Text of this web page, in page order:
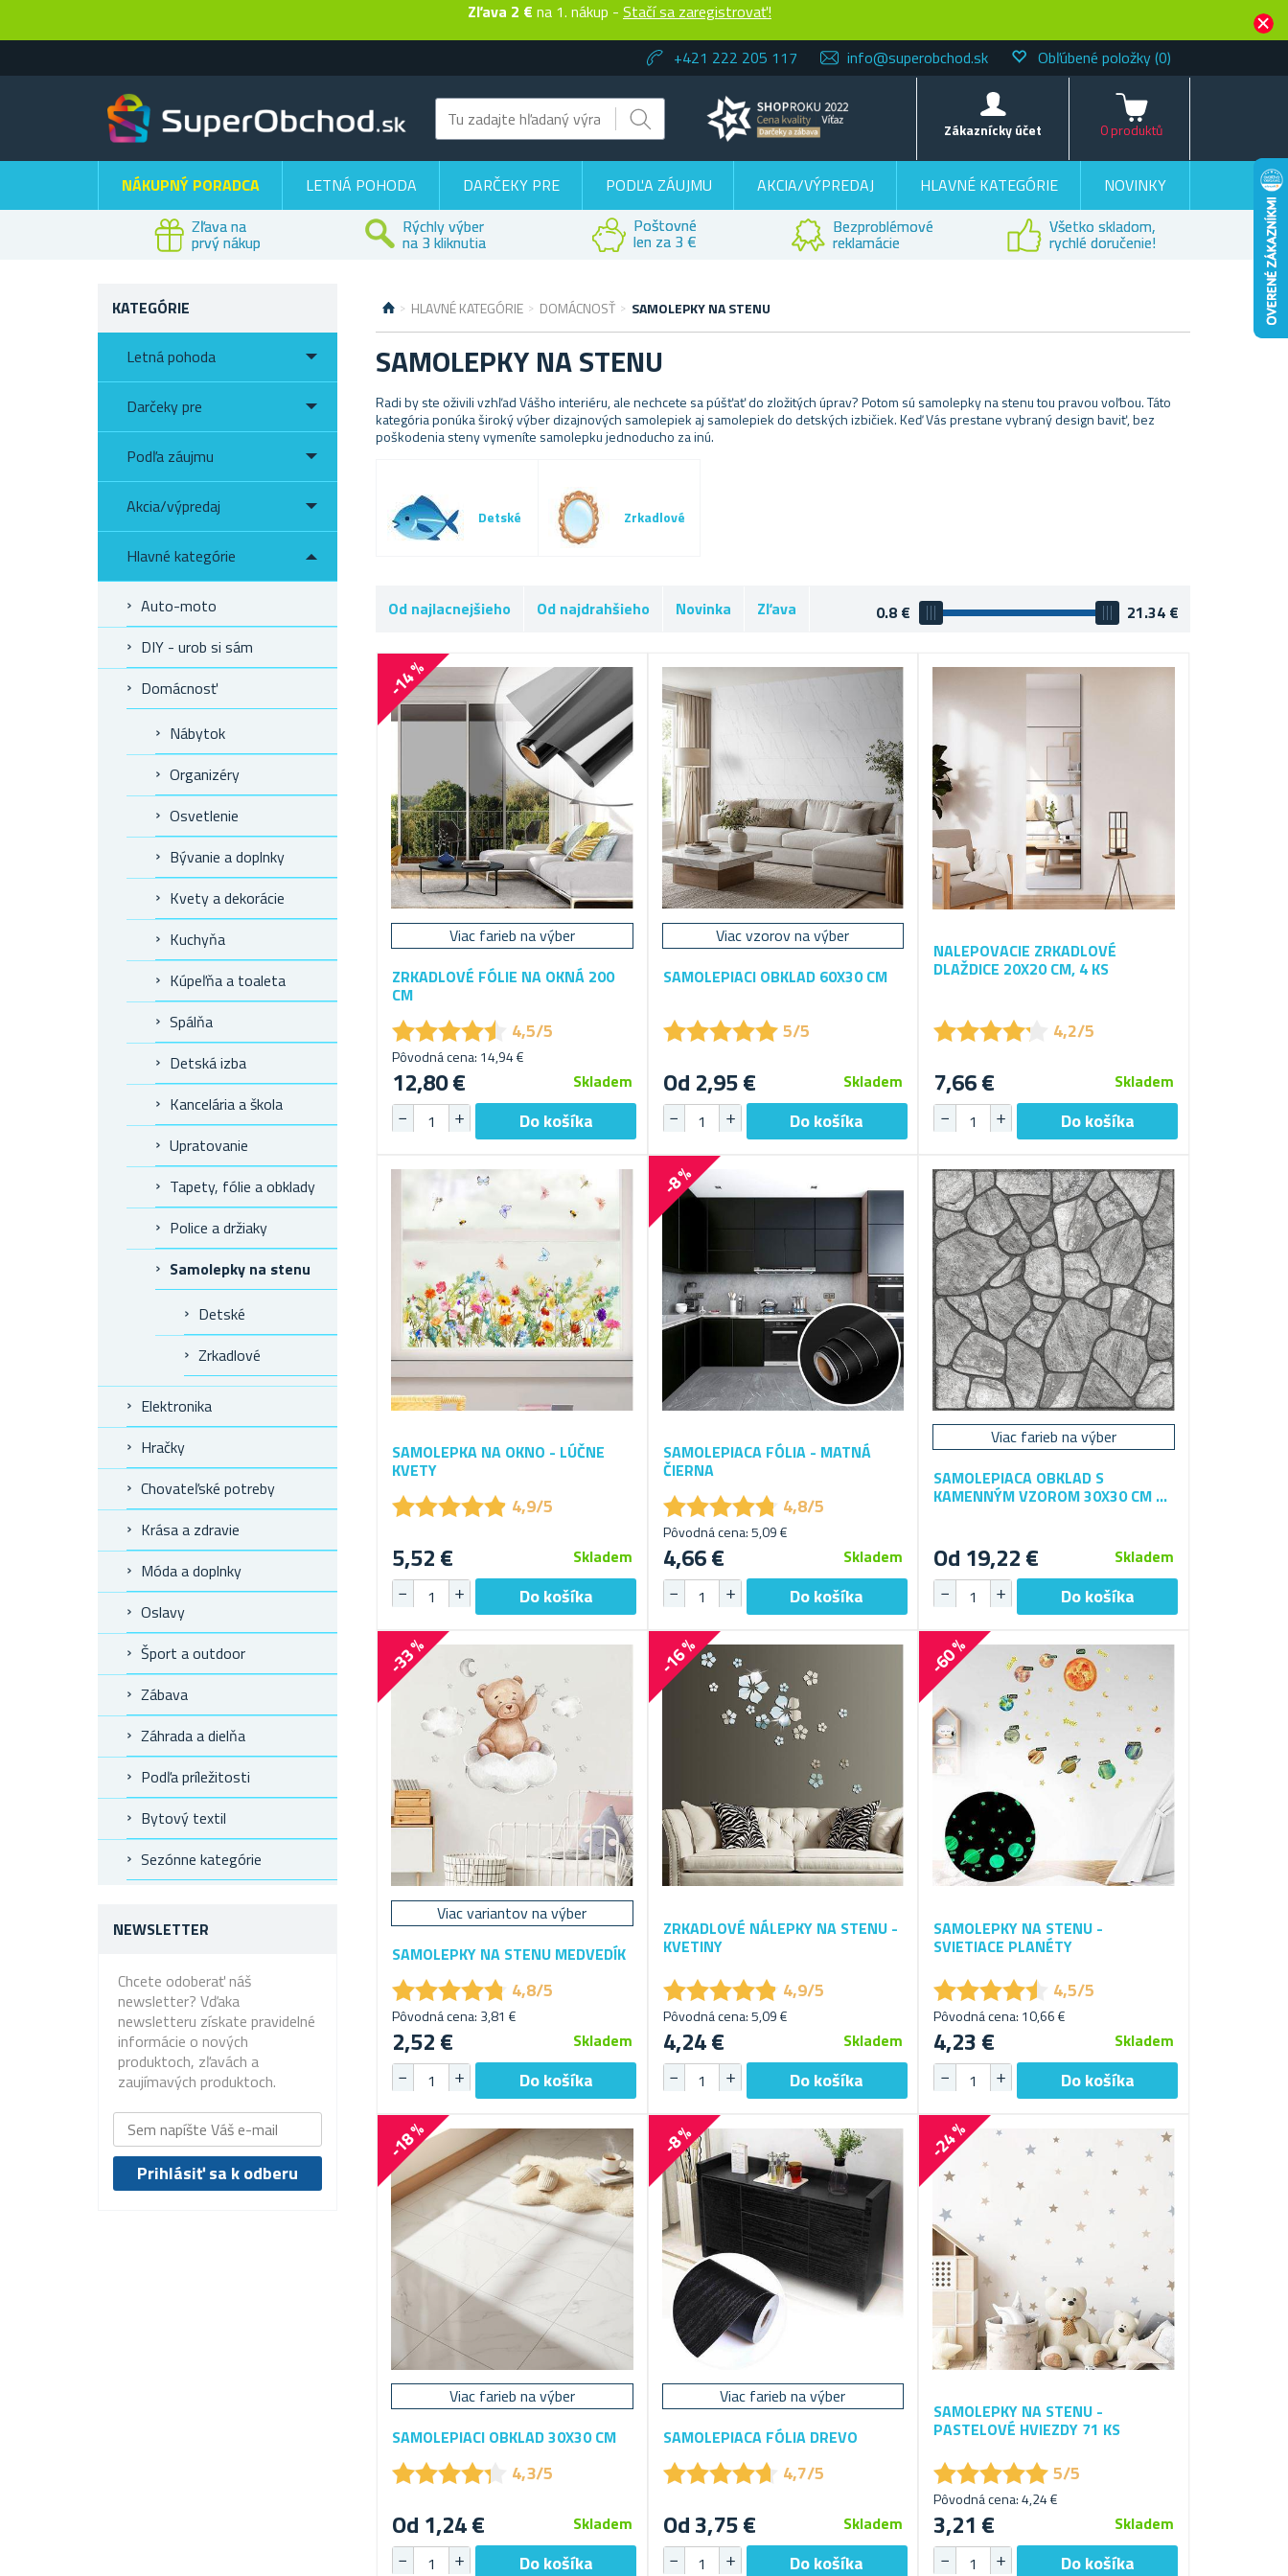
Zľava 2 € na 1. nákup - Stačí sa zaregistrovať!
+421 222 205 117
info@superobchod.sk Obľúbené položky(0)
Zákaznícky účet
Košík
0 produktů
NÁKUPNÝ PORADCA LETNÁ POHODA DARČEKY PRE PODĽA ZÁUJMU AKCIA/VÝPREDAJ HLAVNÉ KATEGÓRIE
NOVINKY
Zľava na
prvý nákup
Rýchly výber
na 3 kliknutia
Poštovné
len za 3 €
Bezproblémové
reklamácie
Všetko skladom,
rychlé doručenie!
KATEGÓRIE
Letná pohoda
Darčeky pre
Podľa záujmu
Akcia/výpredaj
Hlavné kategórie
Auto-moto
DIY - urob si sám
Domácnosť
Nábytok
Organizéry
Osvetlenie
Bývanie a doplnky
Kvety a dekorácie
Kuchyňa
Kúpeľňa a toaleta
Spálňa
Detská izba
Kancelária a škola
Upratovanie
Tapety, fólie a obklady
Police a držiaky
Samolepky na stenu
Detské
Zrkadlové
Elektronika
Hračky
Chovateľské potreby
Krása a zdravie
Móda a doplnky
Oslavy
Šport a outdoor
Zábava
Záhrada a dielňa
Podľa príležitosti
Bytový textil
Sezónne kategórie
NEWSLETTER
Chcete odoberať náš
newsletter? Vďaka
newsletteru získate pravidelné
informácie o nových
produktoch, zľavách a
zaujímavých produktoch.
HLAVNÉ KATEGÓRIE DOMÁCNOSŤ SAMOLEPKY NA STENU
SAMOLEPKY NA STENU
Radi by ste oživili vzhľad Vášho interiéru, ale nechcete sa púšťať do zložitých úprav? Potom sú samolepky na stenu tou pravou voľbou. Táto
kategória ponúka široký výber dizajnových samolepiek aj samolepiek do detských izbičiek. Keď Vás prestane vybraný design baviť, bez
poškodenia steny vymeníte samolepku jednoducho za inú.
Detské Zrkadlové
Od najlacnejšieho Od najdrahšieho Novinka Zľava 0.8 € 21.34 €
-14 %
Viac farieb na výber
ZRKADLOVÉ FÓLIE NA OKNÁ 200
CM
★★★★★
★★★★★ 4,5/5
Pôvodná cena: 14,94 €
12,80 € Skladem
Viac vzorov na výber
SAMOLEPIACI OBKLAD 60X30 CM
★★★★★
★★★★★5/5
Od 2,95 € Skladem
NALEPOVACIE ZRKADLOVÉ
DLAŽDICE 20X20 CM, 4 KS
★★★★★
★★★★★ 4,2/5
7,66 € Skladem
SAMOLEPKA NA OKNO - LÚČNE
KVETY
★★★★★
★★★★★ 4,9/5
5,52 € Skladem
-8 %
SAMOLEPIACA FÓLIA - MATNÁ
ČIERNA
★★★★★
★★★★★ 4,8/5
Pôvodná cena: 5,09 €
4,66 € Skladem
Viac farieb na výber
SAMOLEPIACA OBKLAD S
KAMENNÝM VZOROM 30X30 CM 10
Od 19,22 € Skladem
-33 %
Viac variantov na výber
SAMOLEPKY NA STENU MEDVEDÍK
★★★★★
★★★★★ 4,8/5
Pôvodná cena: 3,81 €
2,52 € Skladem
-16 %
ZRKADLOVÉ NÁLEPKY NA STENU -
KVETINY
★★★★★
★★★★★ 4,9/5
Pôvodná cena: 5,09 €
4,24 € Skladem
-60 %
SAMOLEPKY NA STENU -
SVIETIACE PLANÉTY
★★★★★
★★★★★ 4,5/5
Pôvodná cena: 10,66 €
4,23 € Skladem
-18 %
Viac farieb na výber
SAMOLEPIACI OBKLAD 30X30 CM
★★★★★
★★★★★ 4,3/5
Od 1,24 € Skladem
-8 %
Viac farieb na výber
SAMOLEPIACA FÓLIA DREVO
★★★★★
★★★★★ 4,7/5
Od 3,75 € Skladem
-24 %
SAMOLEPKY NA STENU -
PASTELOVÉ HVIEZDY 71 KS
★★★★★
★★★★★5/5
Pôvodná cena: 4,24 €
3,21 € Skladem